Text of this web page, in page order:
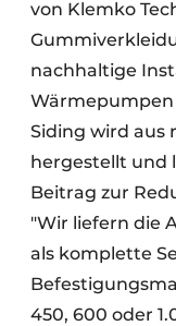
von Klemko
nachhaltige
Wärmepumpen
Siding wird aus
hergestellt und
Beitrag zur
"Wir liefern die
als komplette
450, 600 oder